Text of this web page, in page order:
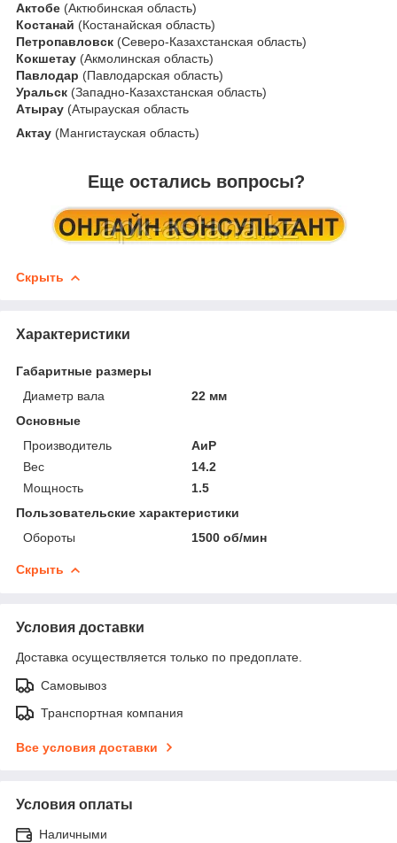
Актобе (Актюбинская область)
Костанай (Костанайская область)
Петропавловск (Северо-Казахстанская область)
Кокшетау (Акмолинская область)
Павлодар (Павлодарская область)
Уральск (Западно-Казахстанская область)
Атырау (Атырауская область
Актау (Мангистауская область)
Еще остались вопросы?
Скрыть
Характеристики
Габаритные размеры
Диаметр вала
22 мм
Основные
Производитель
АиР
Вес
14.2
Мощность
1.5
Пользовательские характеристики
Обороты
1500 об/мин
Скрыть
Условия доставки
Доставка осуществляется только по предоплате.
Самовывоз
Транспортная компания
Все условия доставки
Условия оплаты
Наличными